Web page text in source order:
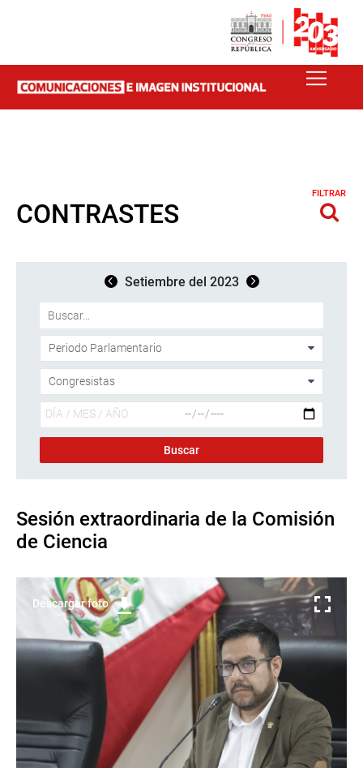
CONTRASTES
FILTRAR
Setiembre del 2023
Sesión extraordinaria de la Comisión
de Ciencia
Descargar foto